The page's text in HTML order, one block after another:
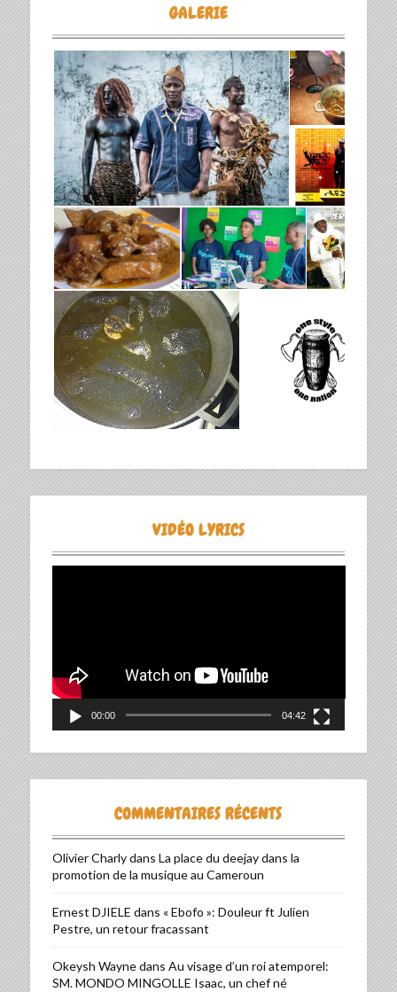
GALERIE
VIDÉO LYRICS
00:00 04:42
COMMENTAIRES RÉCENTS
Olivier Charlydans La place du deejay dans la
promotion de la musique au Cameroun
Ernest DJIELE dans « Ebofo »: Douleur ft Julien
Pestre, un retour fracassant
Okeysh Waynedans Au visage d’un roi atemporel:
SM. MONDO MINGOLLE Isaac, un chef né